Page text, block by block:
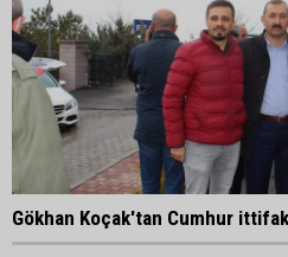
Gökhan Koçak'tan Cumhur